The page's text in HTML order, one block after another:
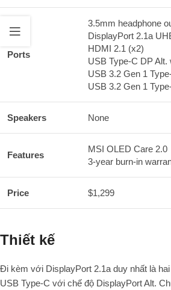
Ports
3.5mm headphone
DisplayPort 2.1a
HDMI 2.1 (x2)
USB Type-C DP Alt.
USB 3.2 Gen 1
USB 3.2 Gen 1
Speakers None
Features
MSI OLED Care 2.0
3-year burn-in
Price $1,299
Thiết kế
Đi kèm với DisplayPort 2.1a duy nhất là
USB Type-C với chế độ DisplayPort Alt.